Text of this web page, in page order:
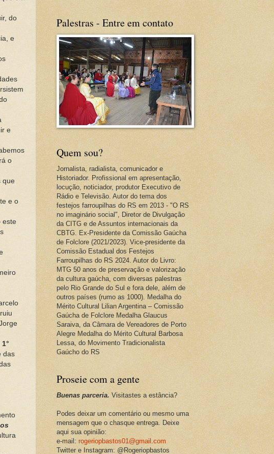
do
e
e
o
que
e o
este
1°
das
Palestras - Entre em contato
Quem sou?
Jornalista, radialista, comunicador e
Historiador. Profissional em apresentação,
locução, noticiador, produtor Executivo de
Rádio e Televisão. Autor do tema dos
festejos farroupilhas do RS em 2013 - "O RS
no imaginário social", Diretor de Divulgação
da CITG e de Assuntos internacionais da
CBTG. Ex-Presidente da Comissão Gaúcha
de Folclore (2021/2023). Vice-presidente da
Comissão Estadual dos Festejos
Farroupilhas do RS 2024. Autor do Livro:
MTG 50 anos de preservação e valorização
da cultura gaúcha, com diversas palestras
pelo Rio Grande do Sul e fora dele, além de
outros países (rumo as 1000). Medalha do
Mérito Cultural Lilian Argentina – Comissão
Gaúcha de Folclore Medalha Glaucus
Saraiva, da Câmara de Vereadores de Porto
Alegre Medalha do Mérito Cultural Barbosa
Lessa, do Movimento Tradicionalista
Gaúcho do RS
Proseie com a gente
Buenas parceria. Visitastes a estância?
Podes deixar um comentário ou mesmo uma
mensagem que o chasque entrega. Deixe
aqui sua opinião:
e-mail: rogeriopbastos01@gmail.com
Twitter e Instagram: @Rogeriopbastos